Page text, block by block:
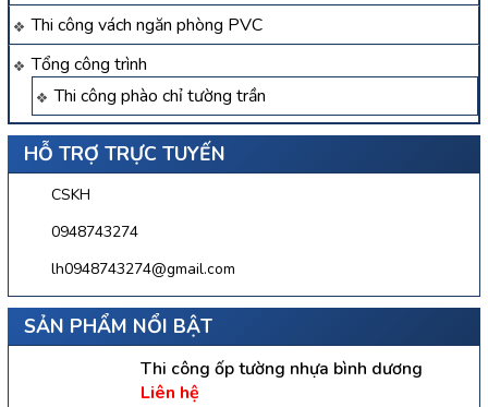
Thi công vách ngăn phòng PVC
Tổng công trình
Thi công phào chỉ tường trần
HỖ TRỢ TRỰC TUYẾN
CSKH
0948743274
lh0948743274@gmail.com
SẢN PHẨM NỔI BẬT
Thi công ốp tường nhựa bình dương
Liên hệ